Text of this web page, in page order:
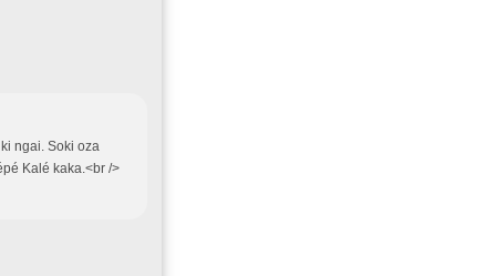
ngai. Soki oza
Kalé kaka.<br />